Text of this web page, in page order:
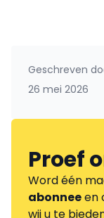
Geschreven
26 mei 2026
Proef
Word één
abonneeen
wij u te